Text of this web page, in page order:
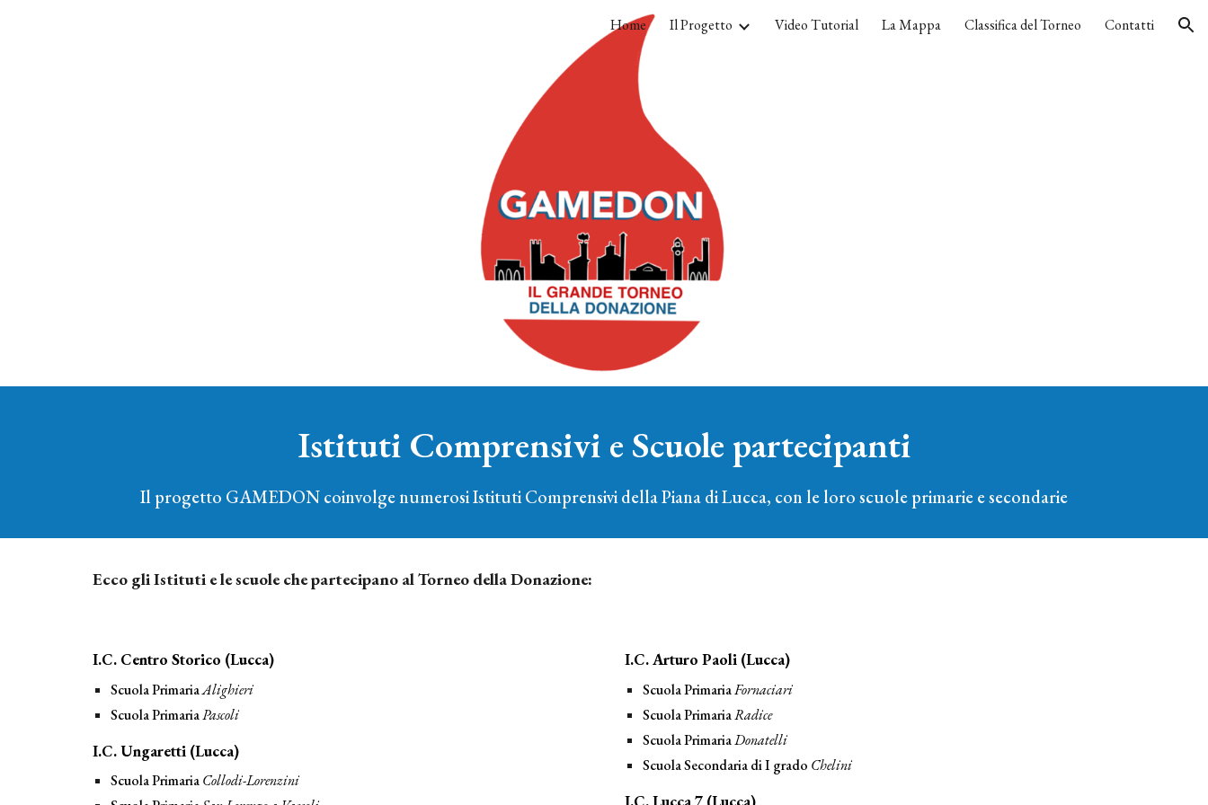
Skip to navigation
Home Il Progetto Video Tutorial La Mappa Classifica del Torneo Contatti
Istituti Comprensivi e Scuole partecipanti
Il progetto GAMEDON coinvolge numerosi Istituti Comprensivi della Piana di Lucca, con le loro scuole primarie e secondarie
Ecco gli Istituti e le scuole che partecipano al Torneo della Donazione:
I.C. Centro Storico (Lucca)
Scuola PrimariaAlighieri
Scuola PrimariaPascoli
I.C. Ungaretti (Lucca)
Scuola PrimariaCollodi-Lorenzini
I.C. Arturo Paoli (Lucca)
Scuola PrimariaFornaciari
Scuola PrimariaRadice
Scuola PrimariaDonatelli
Scuola Secondaria di I grado Chelini